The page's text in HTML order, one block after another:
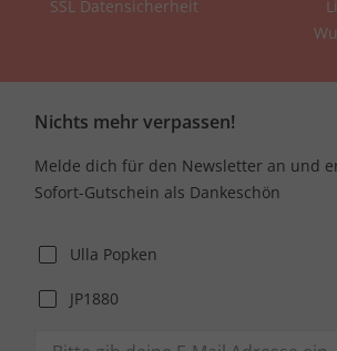
SSL Datensicherheit
Nichts mehr verpassen!
Melde dich für den Newsletter an und
Sofort-Gutschein als Dankeschön
Ulla Popken
JP1880